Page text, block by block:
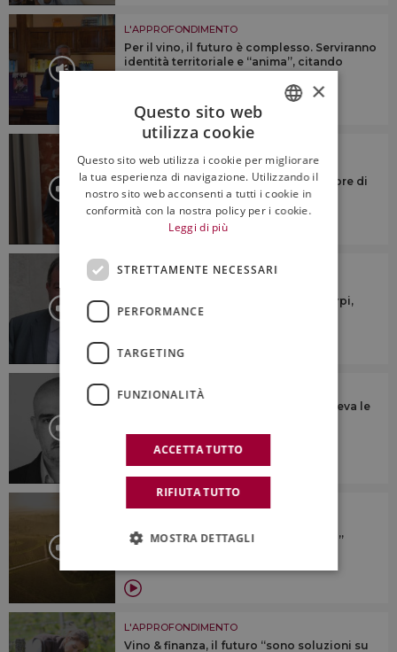
L'APPROFONDIMENTO
Per il vino, il futuro è complesso. Serviranno
identità territoriale e “anima”, citando
“Dovremmo cercare di riunire le
denominazioni sotto un numero minore di
consorzi di tutela”
L'APPROFONDIMENTO
generalizzazioni su taglio rese o estirpi,
ogni territorio è diverso”
L'APPROFONDIMENTO
“Ascoltava tutti, parlava a tutti, e vedeva le
realizzarle”
L'APPROFONDIMENTO
certificazioni di sostenibilità: il “caso”
L'APPROFONDIMENTO
Vino & finanza, il futuro “sono soluzioni su
ENGLISH
×
Questo sito web
utilizza cookie
Questo sito web utilizza i cookie per migliorare
la tua esperienza di navigazione. Utilizzando il
nostro sito web acconsenti a tutti i cookie in
conformità con la nostra policy per i cookie.
Leggi di più
STRETTAMENTE NECESSARI
PERFORMANCE
TARGETING
FUNZIONALITÀ
ACCETTA TUTTO
RIFIUTA TUTTO
MOSTRA DETTAGLI